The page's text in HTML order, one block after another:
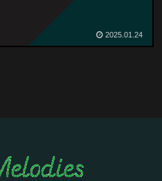
2025.01.24